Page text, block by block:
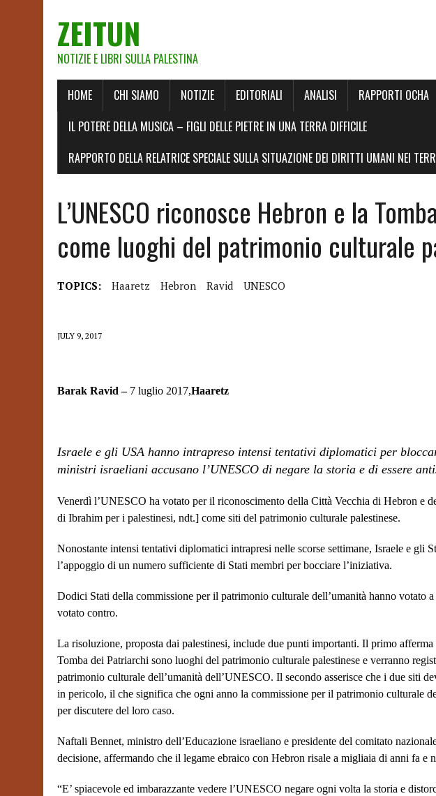
ZEITUN
NOTIZIE E LIBRI SULLA PALESTINA
HOME CHI SIAMO NOTIZIE EDITORIALI ANALISI RAPPORTI OCHA
IL POTERE DELLA MUSICA – FIGLI DELLE PIETRE IN UNA TERRA DIFFICILE
RAPPORTO DELLA RELATRICE SPECIALE SULLA SITUAZIONE DEI DIRITTI UMANI NEI
L’UNESCO riconosce Hebron e la
come luoghi del patrimonio culturale
TOPICS: Haaretz Hebron Ravid UNESCO
JULY 9, 2017
Barak Ravid –7 luglio 2017,Haaretz
Israele e gli USA hanno intrapreso intensi tentativi diplomatici per
ministri israeliani accusano l’UNESCO di negare la storia e di essere
Venerdì l’UNESCO ha votato per il riconoscimento della Città Vecchia di Hebron e
di Ibrahim per i palestinesi, ndt.] come siti del patrimonio culturale palestinese.
Nonostante intensi tentativi diplomatici intrapresi nelle scorse settimane, Israele e gli
l’appoggio di un numero sufficiente di Stati membri per bocciare l’iniziativa.
Dodici Stati della commissione per il patrimonio culturale dell’umanità hanno votato
votato contro.
La risoluzione, proposta dai palestinesi, include due punti importanti. Il primo
Tomba dei Patriarchi sono luoghi del patrimonio culturale palestinese e verranno
patrimonio culturale dell’umanità dell’UNESCO. Il secondo asserisce che i due siti
in pericolo, il che significa che ogni anno la commissione per il patrimonio culturale
per discutere del loro caso.
Naftali Bennet, ministro dell’Educazione israeliano e presidente del comitato
decisione, affermando che il legame ebraico con Hebron risale a migliaia di anni fa e
“E’ spiacevole ed imbarazzante vedere l’UNESCO negare ogni volta la storia e